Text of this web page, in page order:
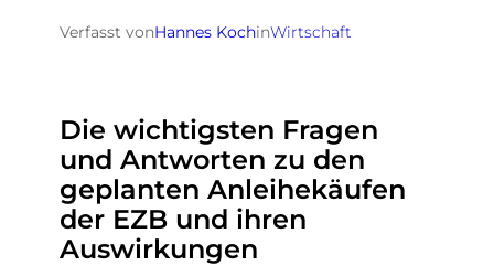
Verfasst vonHannes KochinWirtschaft
Die wichtigsten Fragen
und Antworten zu den
geplanten Anleihekäufen
der EZB und ihren
Auswirkungen